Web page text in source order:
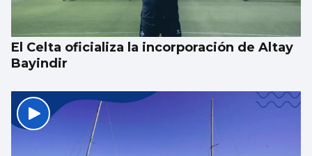
El Celta oficializa la incorporación de Altay
Bayindir